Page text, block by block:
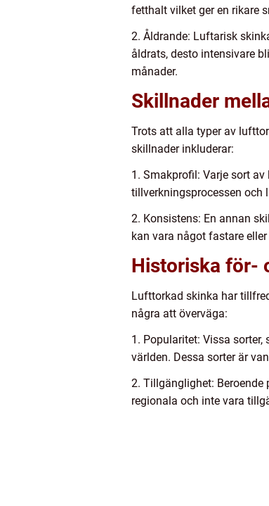
fetthalt vilket ger en rikare
2. Åldrande: Luftarisk
åldrats, desto intensivare
månader.
Skillnader
Trots att alla typer av
skillnader inkluderar:
1. Smakprofil: Varje sort
tillverkningsprocessen
2. Konsistens: En annan
kan vara något fastare
Historiska för-
Lufttorkad skinka har
några att överväga:
1. Popularitet: Vissa
världen. Dessa sorter är
2. Tillgänglighet:
regionala och inte vara